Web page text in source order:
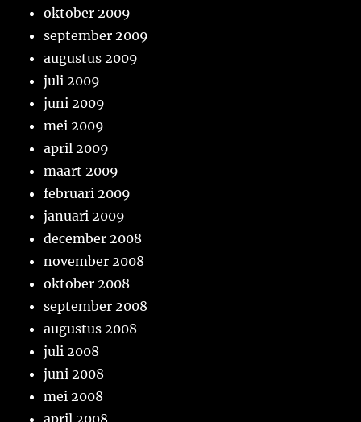
oktober 2009
september 2009
augustus 2009
juli 2009
juni 2009
mei 2009
april 2009
maart 2009
februari 2009
januari 2009
december 2008
november 2008
oktober 2008
september 2008
augustus 2008
juli 2008
juni 2008
mei 2008